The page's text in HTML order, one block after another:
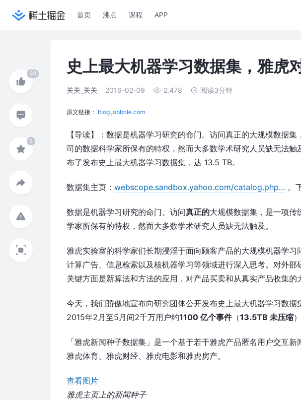
首页 沸点 课程 APP
史上最大机器学习数据集，雅虎
关关_关关 2016-02-09 2,478 阅读3分钟
原文链接： blog.jobbole.com
【导读】：数据是机器学习研究的命门。访问真正的大规模数据
司的数据科学家所保有的特权，然而大多数学术研究人员缺无法
布了发布史上最大机器学习数据集，达 13.5 TB。
数据集主页：webscope.sandbox.yahoo.com/catalog.php… 。
数据是机器学习研究的命门。访问真正的大规模数据集，是一项
学家所保有的特权，然而大多数学术研究人员缺无法触及。
雅虎实验室的科学家们长期浸淫于面向顾客产品的大规模机器学习
计算广告、信息检索以及核机器学习等领域进行深入思考。对外
关键方面是新算法和方法的应用，对产品买卖和从真实产品收集的
今天，我们骄傲地宣布向研究团体公开发布史上最大机器学习数
2015年2月至5月间2千万用户约1100 亿个事件（13.5TB 未压缩
「雅虎新闻种子数据集」是一个基于若干雅虎产品匿名用户交互新
雅虎体育、雅虎财经、雅虎电影和雅虎房产。
查看图片
雅虎主页上的新闻种子